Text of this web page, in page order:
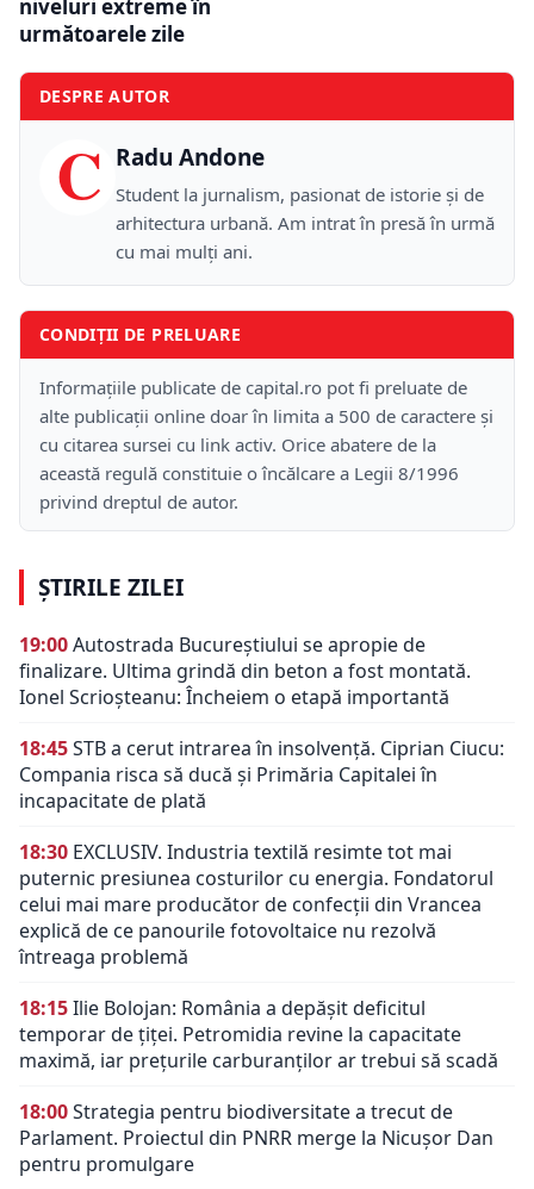
niveluri extreme în
următoarele zile
DESPRE AUTOR
C Radu Andone
Student la jurnalism, pasionat de istorie și de
arhitectura urbană. Am intrat în presă în urmă
cu mai mulți ani.
CONDIȚII DE PRELUARE
Informațiile publicate de capital.ro pot fi preluate de
alte publicații online doar în limita a 500 de caractere și
cu citarea sursei cu link activ. Orice abatere de la
această regulă constituie o încălcare a Legii 8/1996
privind dreptul de autor.
ȘTIRILE ZILEI
19:00Autostrada Bucureștiului se apropie de
finalizare. Ultima grindă din beton a fost montată.
Ionel Scrioșteanu: Încheiem o etapă importantă
18:45STB a cerut intrarea în insolvență. Ciprian Ciucu:
Compania risca să ducă și Primăria Capitalei în
incapacitate de plată
18:30 EXCLUSIV. Industria textilă resimte tot mai
puternic presiunea costurilor cu energia. Fondatorul
celui mai mare producător de confecții din Vrancea
explică de ce panourile fotovoltaice nu rezolvă
întreaga problemă
18:15Ilie Bolojan: România a depășit deficitul
temporar de țiței. Petromidia revine la capacitate
maximă, iar prețurile carburanților ar trebui să scadă
18:00Strategia pentru biodiversitate a trecut de
Parlament. Proiectul din PNRR merge la Nicușor Dan
pentru promulgare